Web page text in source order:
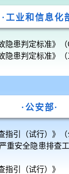
·工业和信息化
隐患判定标准》（
隐患判定标准》
·公安部·
指引（试行）》（
重安全隐患排查
指引（试行）》